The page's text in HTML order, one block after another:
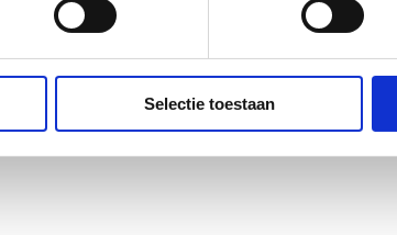
Selectie toestaan
brandstoffen